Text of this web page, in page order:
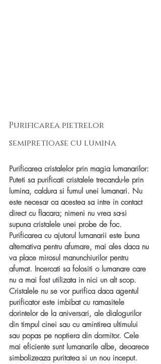
Purificarea pietrelor
semipretioase cu lumina
Purificarea cristalelor prin magia lumanarilor:
Puteti sa purificati cristalele trecandu-le prin
lumina, caldura si fumul unei lumanari. Nu
este necesar ca acestea sa intre in contact
direct cu flacara; nimeni nu vrea sa-si
supuna cristalele unei probe de foc.
Purificarea cu ajutorul lumanarii este buna
alternativa pentru afumare, mai ales daca nu
va place mirosul manunchiurilor pentru
afumat. Incercati sa folositi o lumanare care
nu a mai fost utilizata in nici un alt scop.
Cristalele nu se vor purifica daca agentul
purificator este imbibat cu ramasitele
dorintelor de la aniversari, ale dialogurilor
din timpul cinei sau cu amintirea ultimului
sau popas pe noptiera din dormitor. Cele
mai eficiente sunt lumanarile albe, deoarece
simbolizeaza puritatea si un nou inceput.